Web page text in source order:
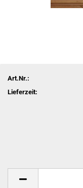
Art.Nr.:
Lieferzeit: